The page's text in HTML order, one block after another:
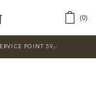
0
TILL DHL SERVICE POINT 59,-